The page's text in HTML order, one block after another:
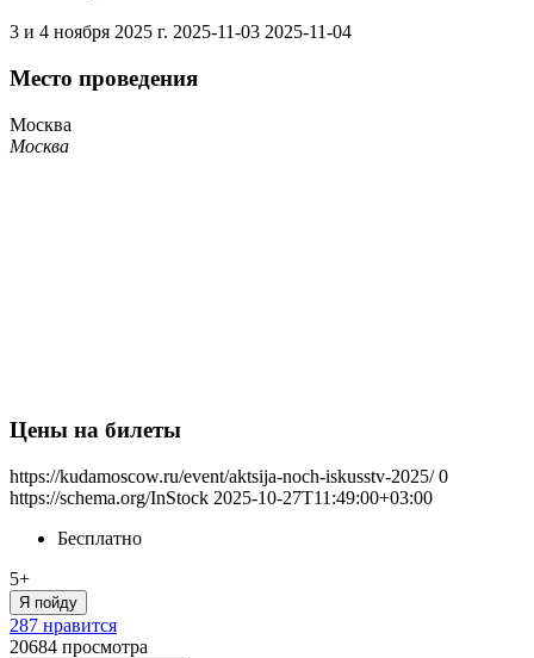
3 и 4 ноября 2025 г. 2025-11-03 2025-11-04
Место проведения
Москва
Москва
Цены на билеты
https://kudamoscow.ru/event/aktsija-noch-iskusstv-2025/ 0
https://schema.org/InStock 2025-10-27T11:49:00+03:00
Бесплатно
5+
Я пойду
287 нравится
20684 просмотра